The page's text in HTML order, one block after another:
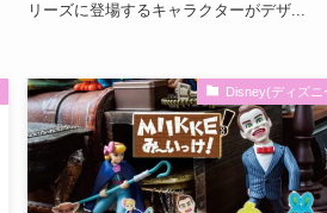
リーズに登場するキャラクターがデザ...
Disney(ディズニ